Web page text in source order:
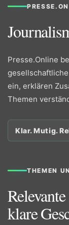
Presse.Online
ein, erklären
Themen
Klar. Mutig.
THEMEN
klare